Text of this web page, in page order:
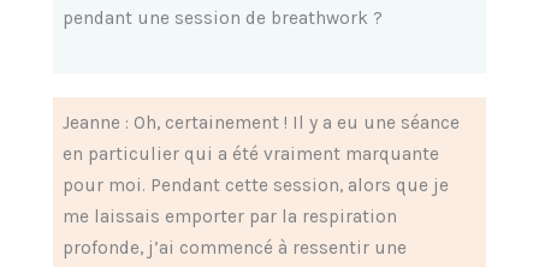
pendant une session de breathwork ?
Jeanne : Oh, certainement ! Il y a eu une séance
en particulier qui a été vraiment marquante
pour moi. Pendant cette session, alors que je
me laissais emporter par la respiration
profonde, j’ai commencé à ressentir une